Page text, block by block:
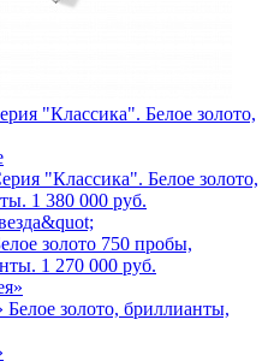
"Классика". Белое золото,
"Классика". Белое золото,
1 380 000 руб.
золото 750 пробы,
1 270 000 руб.
Белое золото, бриллианты,